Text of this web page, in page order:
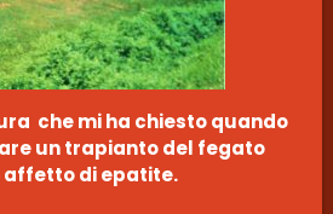
che mi ha chiesto quando
un trapianto del fegato
affetto di epatite.